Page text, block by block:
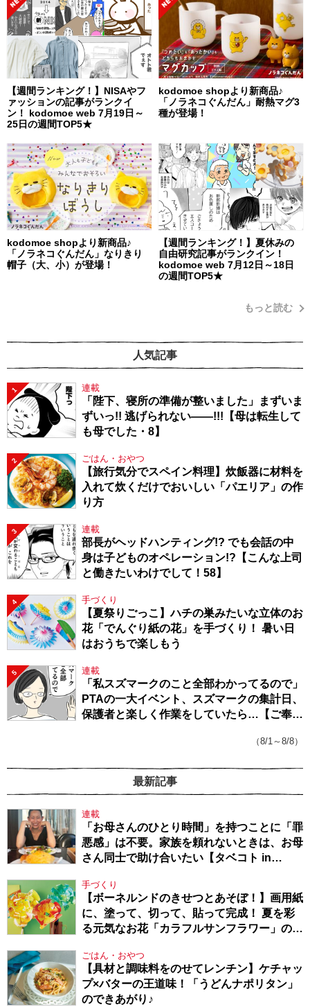
【週間ランキング！】NISAやフ
ァッションの記事がランクイ
ン！ kodomoe web 7月19日～
25日の週間TOP5★
kodomoe shopより新商品♪
「ノラネコぐんだん」耐熱マグ3
種が登場！
kodomoe shopより新商品♪
「ノラネコぐんだん」なりきり
帽子（大、小）が登場！
【週間ランキング！】夏休みの
自由研究記事がランクイン！
kodomoe web 7月12日～18日
の週間TOP5★
もっと読む
人気記事
1 連載
「陛下、寝所の準備が整いました」まずいま
ずいっ!! 逃げられない――!!!【母は転生して
も母でした・8】
2 ごはん・おやつ
【旅行気分でスペイン料理】炊飯器に材料を
入れて炊くだけでおいしい「パエリア」の作
り方
3 連載
部長がヘッドハンティング!? でも会話の中
身は子どものオペレーション!?【こんな上司
と働きたいわけでして！58】
4 手づくり
【夏祭りごっこ】ハチの巣みたいな立体のお
花「でんぐり紙の花」を手づくり！ 暑い日
はおうちで楽しもう
5 連載
「私スズマークのこと全部わかってるので」
PTAの一大イベント、スズマークの集計日、
保護者と楽しく作業をしていたら…【ご奉仕
（8/1～8/8）
最新記事
連載
「お母さんのひとり時間」を持つことに「罪
悪感」は不要。家族を頼れないときは、お母
さん同士で助け合いたい【タベコト in
手づくり
【ボーネルンドのきせつとあそぼ！】画用紙
に、塗って、切って、貼って完成！ 夏を彩
る元気なお花「カラフルサンフラワー」の作
ごはん・おやつ
【具材と調味料をのせてレンチン】ケチャッ
プ×バターの王道味！「うどんナポリタン」
のできあがり♪